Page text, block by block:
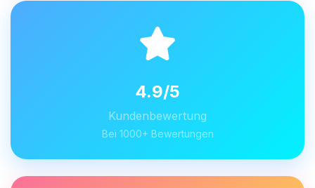
4.9/5
Kundenbewertung
Bei 1000+ Bewertungen